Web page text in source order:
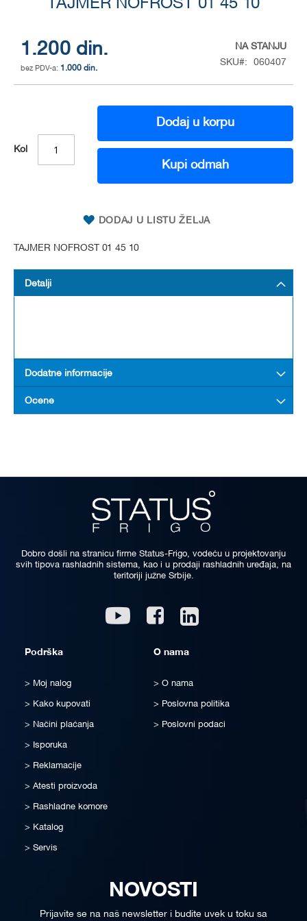
TAJMER NOFROST 01 45 10
1.200 din.
1.000 din.
NA STANJU
SKU
060407
Kol
Dodaj u korpu
Kupi odmah
DODAJ U LISTU ŽELJA
TAJMER NOFROST 01 45 10
of
the
images
gallery
Detalji
Dodatne informacije
Ocene
Dobro došli na stranicu firme Status-Frigo, vodeću u projektovanju
svih tipova rashladnih sistema, kao i u prodaji rashladnih uređaja, na
teritoriji južne Srbije.
Youtube Facebook
Podrška
Moj nalog
Kako kupovati
Načini plaćanja
Isporuka
Reklamacije
Atesti proizvoda
Rashladne komore
Katalog
Servis
O nama
O nama
Poslovna politika
Poslovni podaci
NOVOSTI
Prijavite se na naš newsletter i budite uvek u toku sa